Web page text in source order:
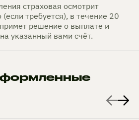
страховая осмотрит
требуется), в течение 20
решение о выплате и
указанный вами счёт.